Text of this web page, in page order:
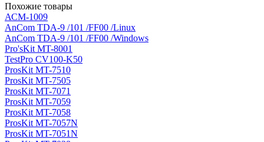
Похожие товары
АСМ-1009
AnCom TDA-9 /101 /FF00 /Linux
AnCom TDA-9 /101 /FF00 /Windows
Pro'sKit MT-8001
TestPro CV100-K50
ProsKit MT-7510
ProsKit MT-7505
ProsKit MT-7071
ProsKit MT-7059
ProsKit MT-7058
ProsKit MT-7057N
ProsKit MT-7051N